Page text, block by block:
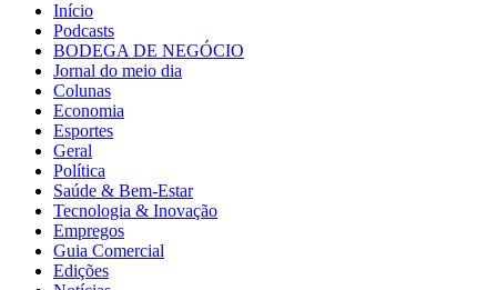
Início
Podcasts
BODEGA DE NEGÓCIO
Jornal do meio dia
Colunas
Economia
Esportes
Geral
Política
Saúde & Bem-Estar
Tecnologia & Inovação
Empregos
Guia Comercial
Edições